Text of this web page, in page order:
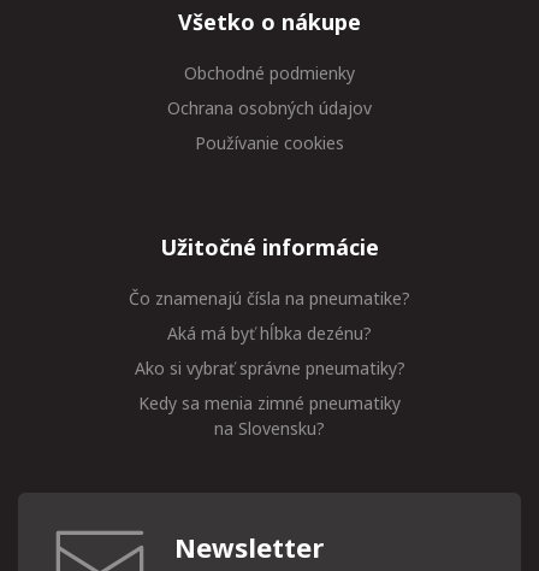
Všetko o nákupe
Obchodné podmienky
Ochrana osobných údajov
Používanie cookies
Užitočné informácie
Čo znamenajú čísla na pneumatike?
Aká má byť hĺbka dezénu?
Ako si vybrať správne pneumatiky?
Kedy sa menia zimné pneumatiky
na Slovensku?
Newsletter